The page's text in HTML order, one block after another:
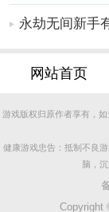
永劫无间新手
网站首页
游戏版权归原作者享有，
健康游戏忠告：抵制不良
脑，
Copyright